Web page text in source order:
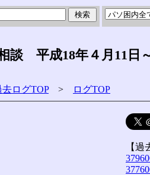
談 平成18年４月11日
ログTOP> ログTOP
【